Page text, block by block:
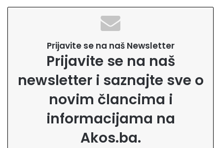
Prijavite se na naš Newsletter
Prijavite se na naš
newsletter i saznajte sve o
novim člancima i
informacijama na
Akos.ba.